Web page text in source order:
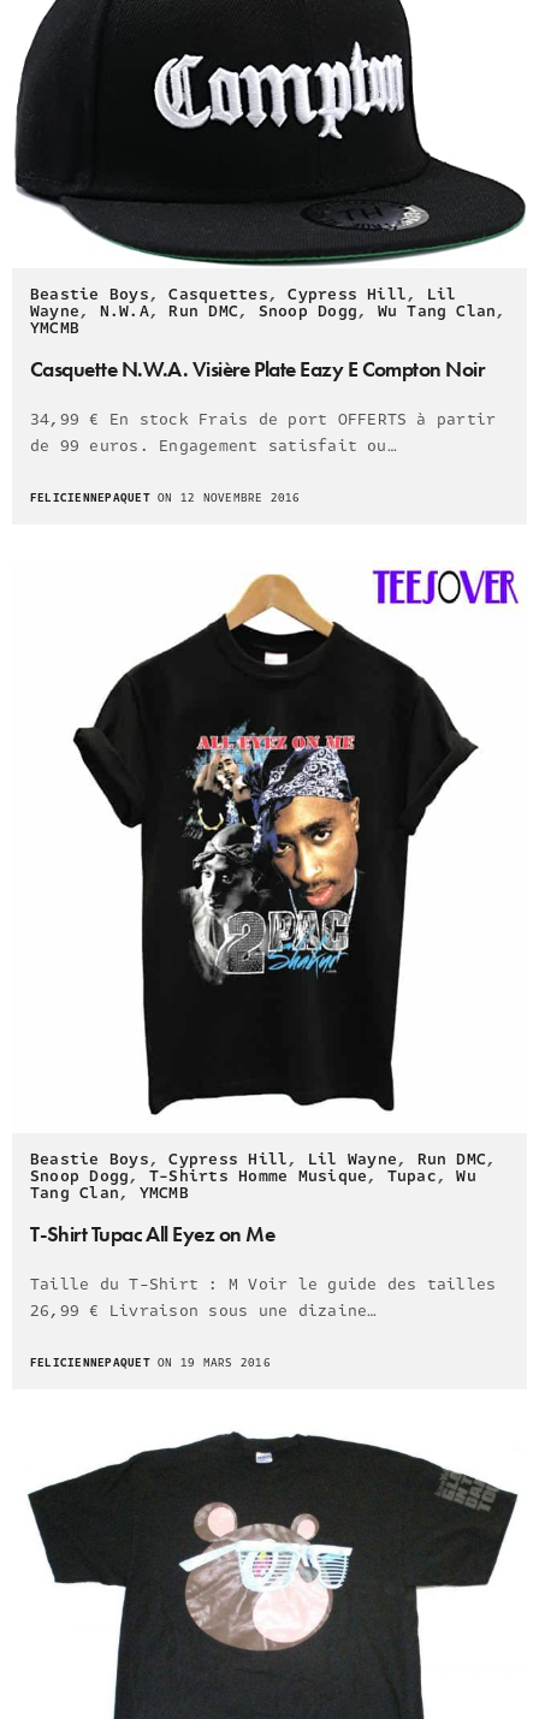
Beastie Boys,Casquettes,Cypress Hill, Lil
Wayne, N.W.A,Run DMC, Snoop Dogg, Wu Tang Clan,
YMCMB
Casquette N.W.A. Visière Plate Eazy E Compton Noir
34,99 € En stock Frais de port OFFERTS à partir
de 99 euros. Engagement satisfait ou…
FELICIENNEPAQUETON 12 NOVEMBRE 2016
Beastie Boys,Cypress Hill, Lil Wayne, Run DMC,
Snoop Dogg, T-Shirts Homme Musique, Tupac,Wu
Tang Clan, YMCMB
T-Shirt Tupac All Eyez on Me
Taille du T-Shirt : M Voir le guide des tailles
26,99 € Livraison sous une dizaine…
FELICIENNEPAQUETON 19 MARS 2016